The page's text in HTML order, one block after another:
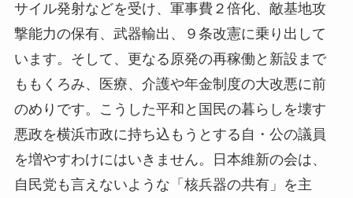
サイル発射などを受け、軍事費２倍化、敵基地攻
撃能力の保有、武器輸出、９条改憲に乗り出して
います。そして、更なる原発の再稼働と新設まで
ももくろみ、医療、介護や年金制度の大改悪に前
のめりです。こうした平和と国民の暮らしを壊す
悪政を横浜市政に持ち込もうとする自・公の議員
を増やすわけにはいきません。日本維新の会は、
自民党も言えないような「核兵器の共有」を主